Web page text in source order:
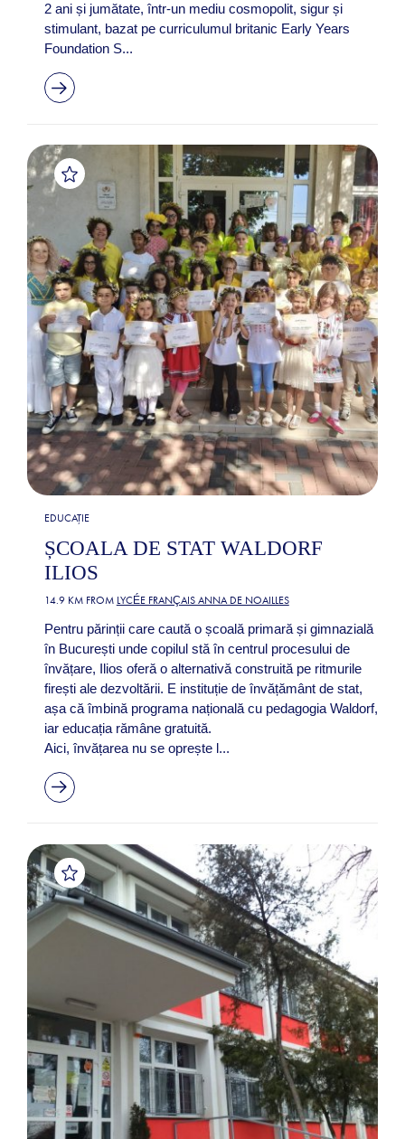
2 ani și jumătate, într-un mediu cosmopolit, sigur și
stimulant, bazat pe curriculumul britanic Early Years
Foundation S...
EDUCAȚIE
ȘCOALA DE STAT WALDORF
ILIOS
14.9 KM FROM LYCÉE FRANÇAIS ANNA DE NOAILLES
Pentru părinții care caută o școală primară și gimnazială
în București unde copilul stă în centrul procesului de
învățare, Ilios oferă o alternativă construită pe ritmurile
firești ale dezvoltării. E instituție de învățământ de stat,
așa că îmbină programa națională cu pedagogia Waldorf,
iar educația rămâne gratuită.
Aici, învățarea nu se oprește l...